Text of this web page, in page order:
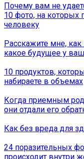
Почему вам не
10 фото, на которых
человеку
Расскажите мне,
какое будущее у
10 продуктов,
набираете в объемах
Когда приемным
они отдали его
Как без вреда для
24 поразительных
происходит внутри